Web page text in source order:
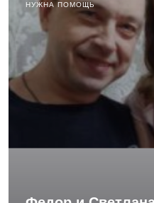
НУЖНА ПОМОЩЬ